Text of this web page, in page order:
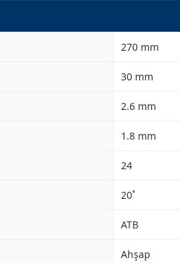
270 mm
30 mm
2.6 mm
1.8 mm
24
20˚
ATB
Ahşap